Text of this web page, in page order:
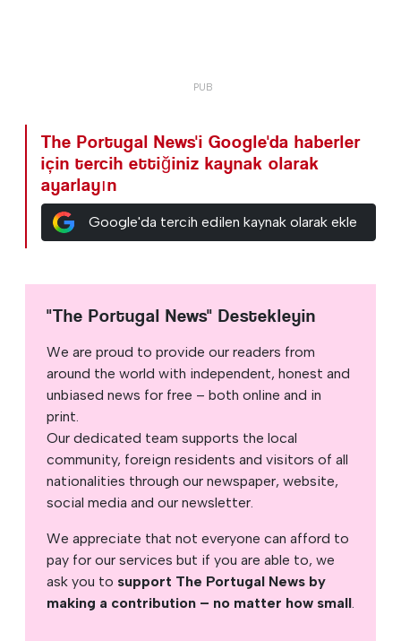
The Portugal News'i Google'da haberler
için tercih ettiğiniz kaynak olarak
ayarlayın
Google'da tercih edilen kaynak olarak ekle
"The Portugal News" Destekleyin
We are proud to provide our readers from
around the world with independent, honest and
unbiased news for free – both online and in
print.
Our dedicated team supports the local
community, foreign residents and visitors of all
nationalities through our newspaper, website,
social media and our newsletter.
We appreciate that not everyone can afford to
pay for our services but if you are able to, we
ask you to support The Portugal News by
making a contribution – no matter how small.